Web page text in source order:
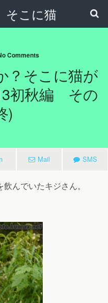
こに猫
Comments
？そこに猫が
初秋編 その
)
Mail SMS
んでいたキジさん。